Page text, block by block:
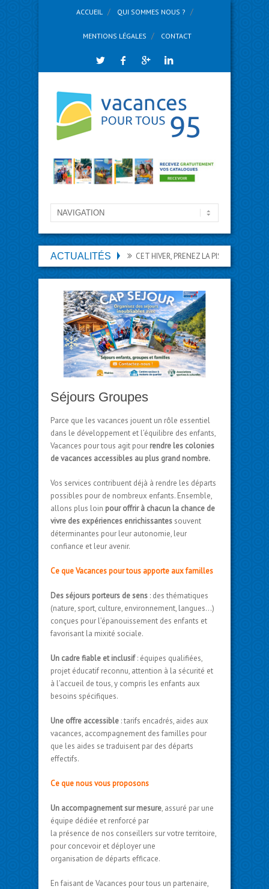
ACCUEIL QUI SOMMES NOUS ?
MENTIONS LÉGALES CONTACT
ACTUALITÉS CET HIVER, PRENEZ LA PISTE DES VACANCES
Séjours Groupes
Parce que les vacances jouent un rôle essentiel
dans le développement et l’équilibre des enfants,
Vacances pour tous agit pour rendre les colonies
de vacances accessibles au plus grand nombre.
Vos services contribuent déjà à rendre les départs
possibles pour de nombreux enfants. Ensemble,
allons plus loin pour offrir à chacun la chance de
vivre des expériences enrichissantes souvent
déterminantes pour leur autonomie, leur
confiance et leur avenir.
Ce que Vacances pour tous apporte aux familles
Des séjours porteurs de sens : des thématiques
(nature, sport, culture, environnement, langues…)
conçues pour l’épanouissement des enfants et
favorisant la mixité sociale.
Un cadre fiable et inclusif: équipes qualifiées,
projet éducatif reconnu, attention à la sécurité et
à l’accueil de tous, y compris les enfants aux
besoins spécifiques.
Une offre accessible : tarifs encadrés, aides aux
vacances, accompagnement des familles pour
que les aides se traduisent par des départs
effectifs.
Ce que nous vous proposons
Un accompagnement sur mesure, assuré par une
équipe dédiée et renforcé par
la présence de nos conseillers sur votre territoire,
pour concevoir et déployer une
organisation de départs efficace.
En faisant de Vacances pour tous un partenaire,